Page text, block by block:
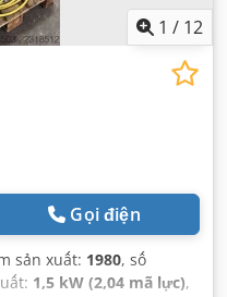
1 / 12
Gọi điện
sản xuất: 1980, số
1,5 kW (2,04 mã lực),